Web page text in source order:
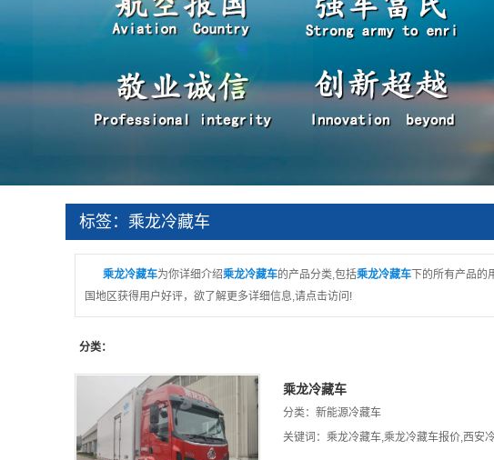
制造工艺
企业文化
资质荣誉
新飞专用车
标签：乘龙冷藏车
乘龙冷藏车为你详细介绍乘龙冷藏车的产品分类,包括乘龙冷藏车 下的所有产品
国地区获得用户好评，欲了解更多详细信息,请点击访问!
分类：
乘龙冷藏车
分类： 新能源冷藏车
关键词： 乘龙冷藏车,乘龙冷藏车报价,西安